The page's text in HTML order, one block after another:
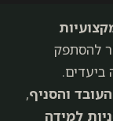
להסתפק
ביעדים.
והסניף,
למידה